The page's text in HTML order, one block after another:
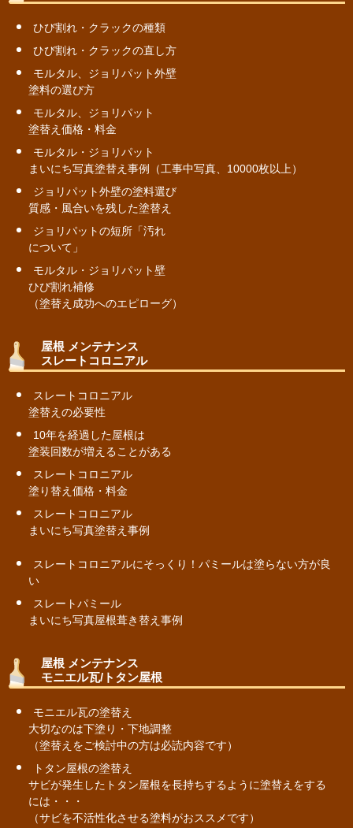
ひび割れ・クラックの種類
ひび割れ・クラックの直し方
モルタル、ジョリパット外壁
塗料の選び方
モルタル、ジョリパット
塗替え価格・料金
モルタル・ジョリパット
まいにち写真塗替え事例（工事中写真、10000枚以上）
ジョリパット外壁の塗料選び
質感・風合いを残した塗替え
ジョリパットの短所「汚れ
について」
モルタル・ジョリパット壁
ひび割れ補修
（塗替え成功へのエピローグ）
屋根 メンテナンス
スレートコロニアル
スレートコロニアル
塗替えの必要性
10年を経過した屋根は
塗装回数が増えることがある
スレートコロニアル
塗り替え価格・料金
スレートコロニアル
まいにち写真塗替え事例
スレートコロニアルにそっくり！パミールは塗らない方が良
い
スレートパミール
まいにち写真屋根葺き替え事例
屋根 メンテナンス
モニエル瓦/トタン屋根
モニエル瓦の塗替え
大切なのは下塗り・下地調整
（塗替えをご検討中の方は必読内容です）
トタン屋根の塗替え
サビが発生したトタン屋根を長持ちするように塗替えをする
には・・・
（サビを不活性化させる塗料がおススメです）